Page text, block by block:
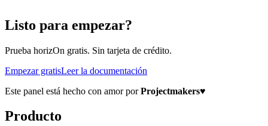
Listo para empezar?
Prueba horizOn gratis. Sin tarjeta de crédito.
Empezar gratisLeer la documentación
Este panel está hecho con amor porProjectmakers♥
Producto